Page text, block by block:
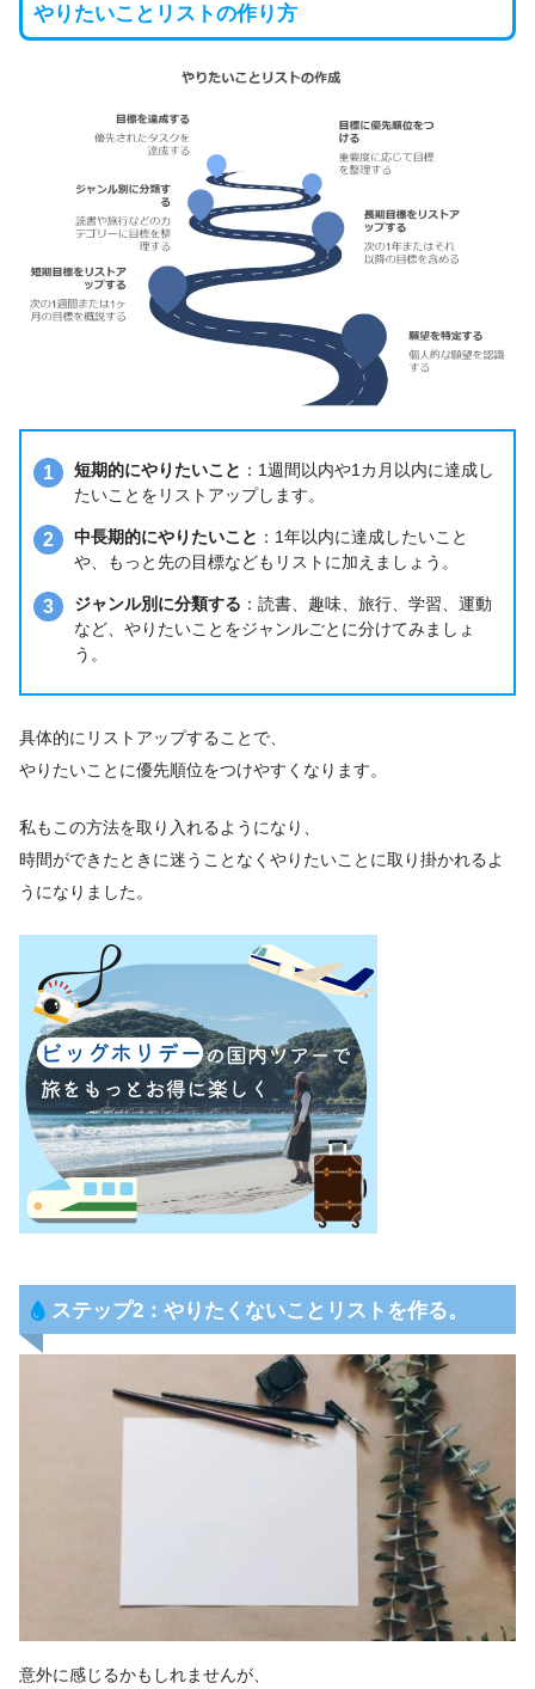
やりたいことリストの作り方
短期的にやりたいこと ：1週間以内や1カ月以内に達成し
たいことをリストアップします。
中長期的にやりたいこと ：1年以内に達成したいこと
や、もっと先の目標などもリストに加えましょう。
ジャンル別に分類する ：読書、趣味、旅行、学習、運動
など、やりたいことをジャンルごとに分けてみましょ
う。
具体的にリストアップすることで、
やりたいことに優先順位をつけやすくなります。
私もこの方法を取り入れるようになり、
時間ができたときに迷うことなくやりたいことに取り掛かれるよ
うになりました。
ステップ2：やりたくないことリストを作る。
意外に感じるかもしれませんが、